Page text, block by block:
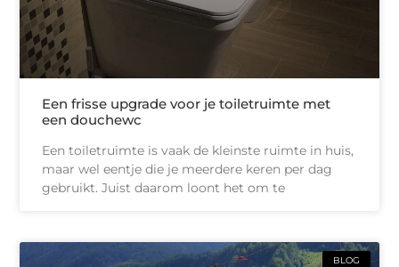
Een frisse upgrade voor je toiletruimte met
een douchewc
Een toiletruimte is vaak de kleinste ruimte in huis,
maar wel eentje die je meerdere keren per dag
gebruikt. Juist daarom loont het om te
BLOG